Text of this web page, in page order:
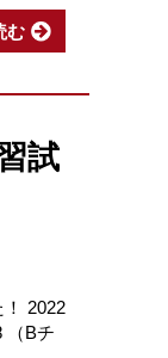
む
試
2022
Bチ